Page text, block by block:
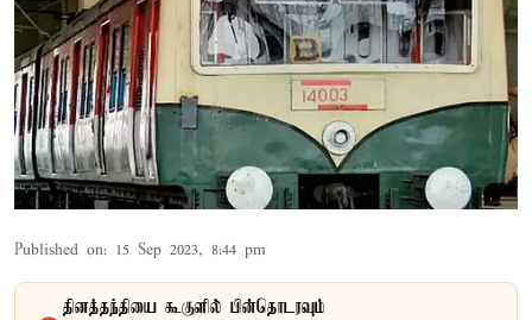
Published on: 15 Sep 2023, 8:44 pm
தினத்தந்தியை கூகுளில் பின்தொடரவும்